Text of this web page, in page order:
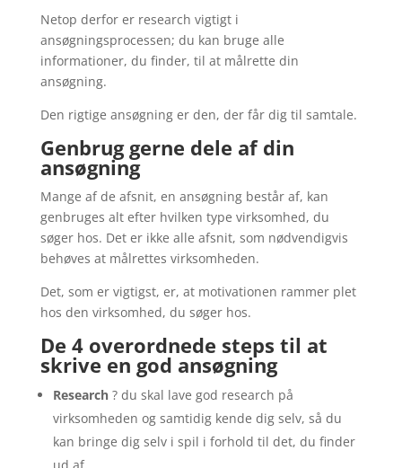
Netop derfor er research vigtigt i
ansøgningsprocessen; du kan bruge alle
informationer, du finder, til at målrette din
ansøgning.
Den rigtige ansøgning er den, der får dig til samtale.
Genbrug gerne dele af din
ansøgning
Mange af de afsnit, en ansøgning består af, kan
genbruges alt efter hvilken type virksomhed, du
søger hos. Det er ikke alle afsnit, som nødvendigvis
behøves at målrettes virksomheden.
Det, som er vigtigst, er, at motivationen rammer plet
hos den virksomhed, du søger hos.
De 4 overordnede steps til at
skrive en god ansøgning
Research? du skal lave god research på
virksomheden og samtidig kende dig selv, så du
kan bringe dig selv i spil i forhold til det, du finder